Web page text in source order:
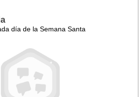
día de la Semana Santa